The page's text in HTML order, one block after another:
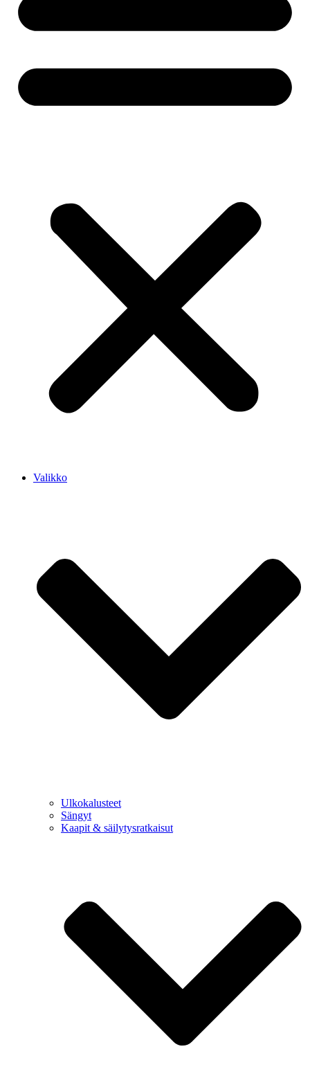
Valikko
Ulkokalusteet
Sängyt
Kaapit & säilytysratkaisut